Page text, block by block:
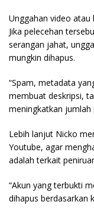
Unggahan video
Jika pelecehan
serangan jahat,
mungkin dihapus.
“Spam, metadata
membuat deskripsi,
meningkatkan jumlah
Lebih lanjut Nicko
Youtube, agar
adalah terkait
“Akun yang terbukti
dihapus berdasarkan